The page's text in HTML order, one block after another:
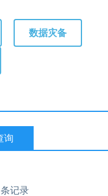
数据灾备
条记录